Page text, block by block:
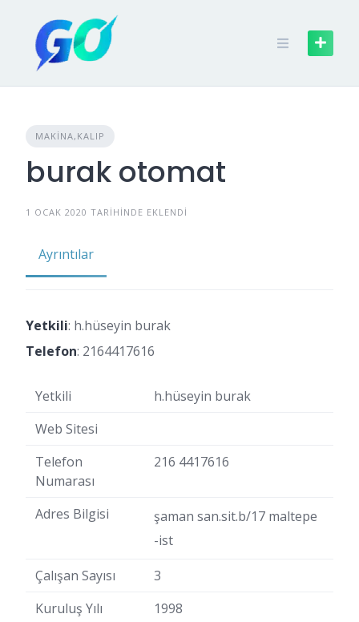
MAKINA,KALIP
burak otomat
1 OCAK 2020 TARIHINDE EKLENDI
Ayrıntılar
Yetkili: h.hüseyin burak
Telefon: 2164417616
Yetkili
h.hüseyin burak
Web Sitesi
Telefon
Numarası
216 4417616
Adres Bilgisi
şaman san.sit.b/17 maltepe
-ist
Çalışan Sayısı
3
Kuruluş Yılı
1998